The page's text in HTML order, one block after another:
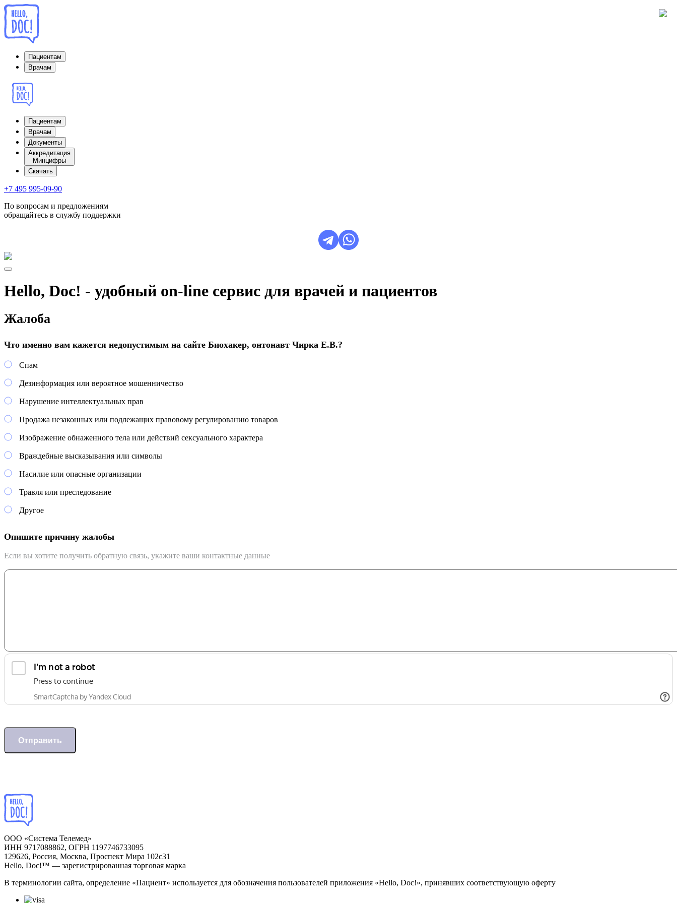
Пациентам
Врачам
Пациентам
Врачам
Документы
Аккредитация
Минцифры
Cкачать
+7 495 995-09-90
По вопросам и предложениям
обращайтесь в службу поддержки
Hello, Doc! - удобный on-line сервис для врачей и пациентов
Жалоба
Что именно вам кажется недопустимым на сайте Биохакер, онтонавт Чирка Е.В.?
Спам
Дезинформация или вероятное мошенничество
Нарушение интеллектуальных прав
Продажа незаконных или подлежащих правовому регулированию товаров
Изображение обнаженного тела или действий сексуального характера
Враждебные высказывания или символы
Насилие или опасные организации
Травля или преследование
Другое
Опишите причину жалобы
Если вы хотите получить обратную связь, укажите ваши контактные данные
Отправить
ООО «Система Телемед»
ИНН 9717088862, ОГРН 1197746733095
129626, Россия, Москва, Проспект Мира 102с31
Hello, Doc!™ — зарегистрированная торговая марка
В терминологии сайта, определение «Пациент» используется для обозначения пользователей приложения «Hello, Doc!», принявших соответствующую оферту